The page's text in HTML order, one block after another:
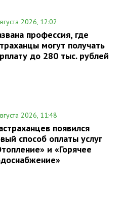
2026, 12:02
профессия, где
могут получать
до 280 тыс. рублей
2026, 11:48
появился
способ оплаты услуг
и «Горячее